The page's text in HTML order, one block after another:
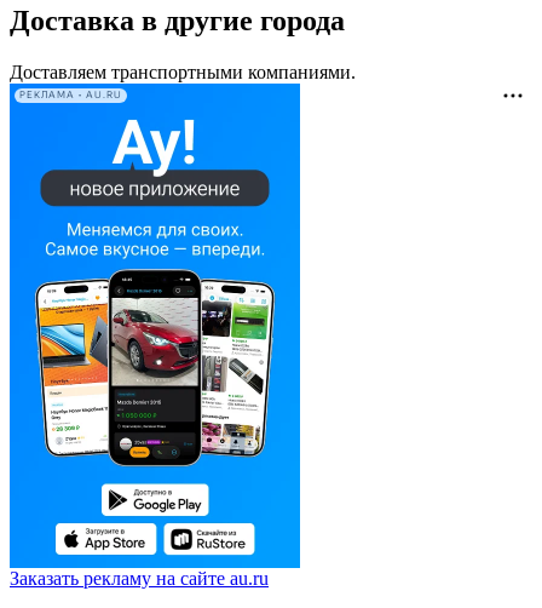
Доставка в другие города
Доставляем транспортными компаниями.
РЕКЛАМА • AU.RU
Заказать рекламу на сайте au.ru